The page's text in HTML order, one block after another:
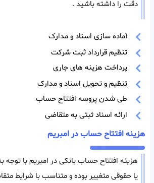
دقت را داشته باشید .
آماده سازی اسناد و مدارک
تنظیم قرارداد ثبت شرکت
پرداخت هزینه های جاری
تنظیم و تحویل اسناد و مدارک
طی شدن پروسه افتتاح حساب
ارائه اسناد ثبتی به متقاضی
هزینه افتتاح حساب در امبریم
هزینه افتتاح حساب بانکی در امبریم با
یا حقوقی متغییر بوده و متناسب با شرایط